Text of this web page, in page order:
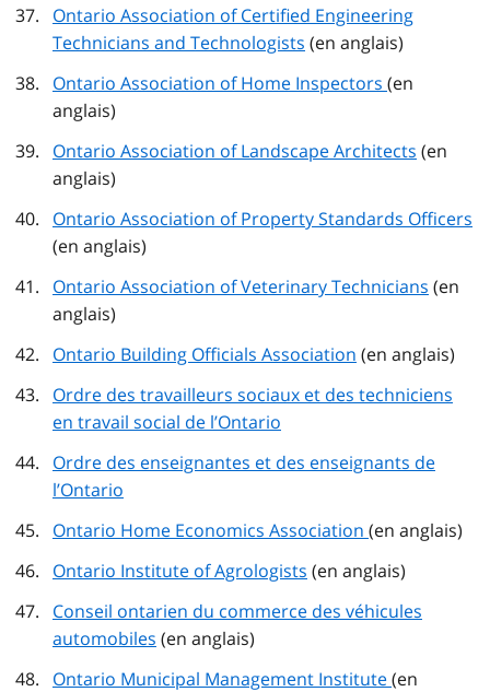
Ontario Association of Certified Engineering
Technicians and Technologists (en anglais)
Ontario Association of Home Inspectors (en
anglais)
Ontario Association of Landscape Architects (en
anglais)
Ontario Association of Property Standards Officers
(en anglais)
Ontario Association of Veterinary Technicians (en
anglais)
Ontario Building Officials Association (en anglais)
Ordre des travailleurs sociaux et des techniciens
en travail social de l’Ontario
Ordre des enseignantes et des enseignants de
l’Ontario
Ontario Home Economics Association (en anglais)
Ontario Institute of Agrologists (en anglais)
Conseil ontarien du commerce des véhicules
automobiles (en anglais)
Ontario Municipal Management Institute(en